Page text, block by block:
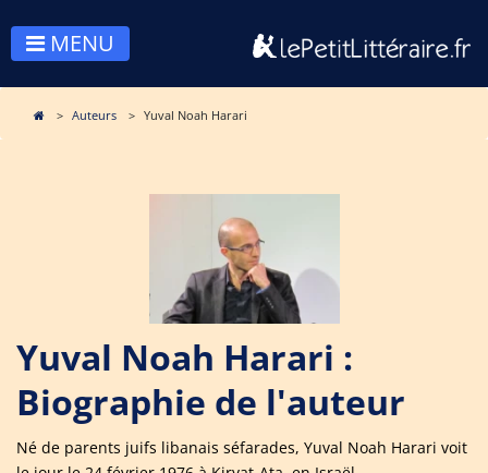
MENU
Auteurs Yuval Noah Harari
Yuval Noah Harari :
Biographie de l'auteur
Né de parents juifs libanais séfarades, Yuval Noah Harari voit